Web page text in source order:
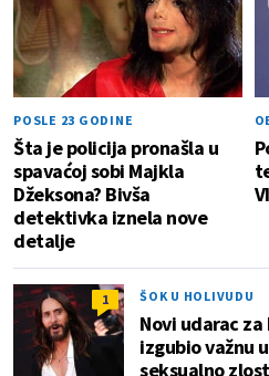
POSLE 23 GODINE
Šta je policija pronašla u
spavaćoj sobi Majkla
Džeksona? Bivša
detektivka iznela nove
detalje
1 ŠOK U HOLIVUDU
Novi udarac
izgubio važnu
seksualno